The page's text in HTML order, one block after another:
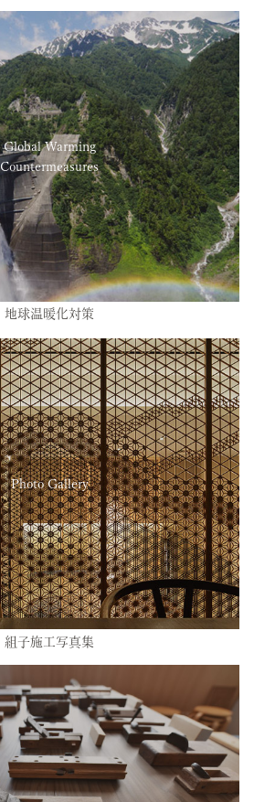
Global Warming
Countermeasures
地球温暖化対策
Photo Gallery
組子施工写真集